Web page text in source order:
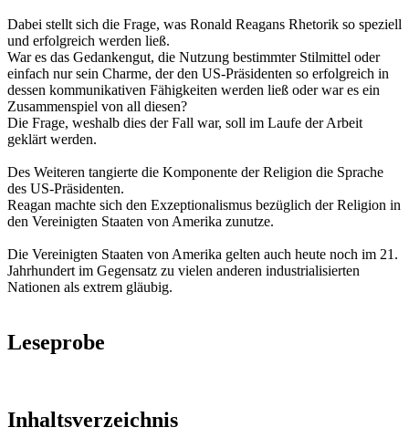
Dabei stellt sich die Frage, was Ronald Reagans Rhetorik so speziell
und erfolgreich werden ließ.
War es das Gedankengut, die Nutzung bestimmter Stilmittel oder
einfach nur sein Charme, der den US-Präsidenten so erfolgreich in
dessen kommunikativen Fähigkeiten werden ließ oder war es ein
Zusammenspiel von all diesen?
Die Frage, weshalb dies der Fall war, soll im Laufe der Arbeit
geklärt werden.
Des Weiteren tangierte die Komponente der Religion die Sprache
des US-Präsidenten.
Reagan machte sich den Exzeptionalismus bezüglich der Religion in
den Vereinigten Staaten von Amerika zunutze.
Die Vereinigten Staaten von Amerika gelten auch heute noch im 21.
Jahrhundert im Gegensatz zu vielen anderen industrialisierten
Nationen als extrem gläubig.
Leseprobe
Inhaltsverzeichnis